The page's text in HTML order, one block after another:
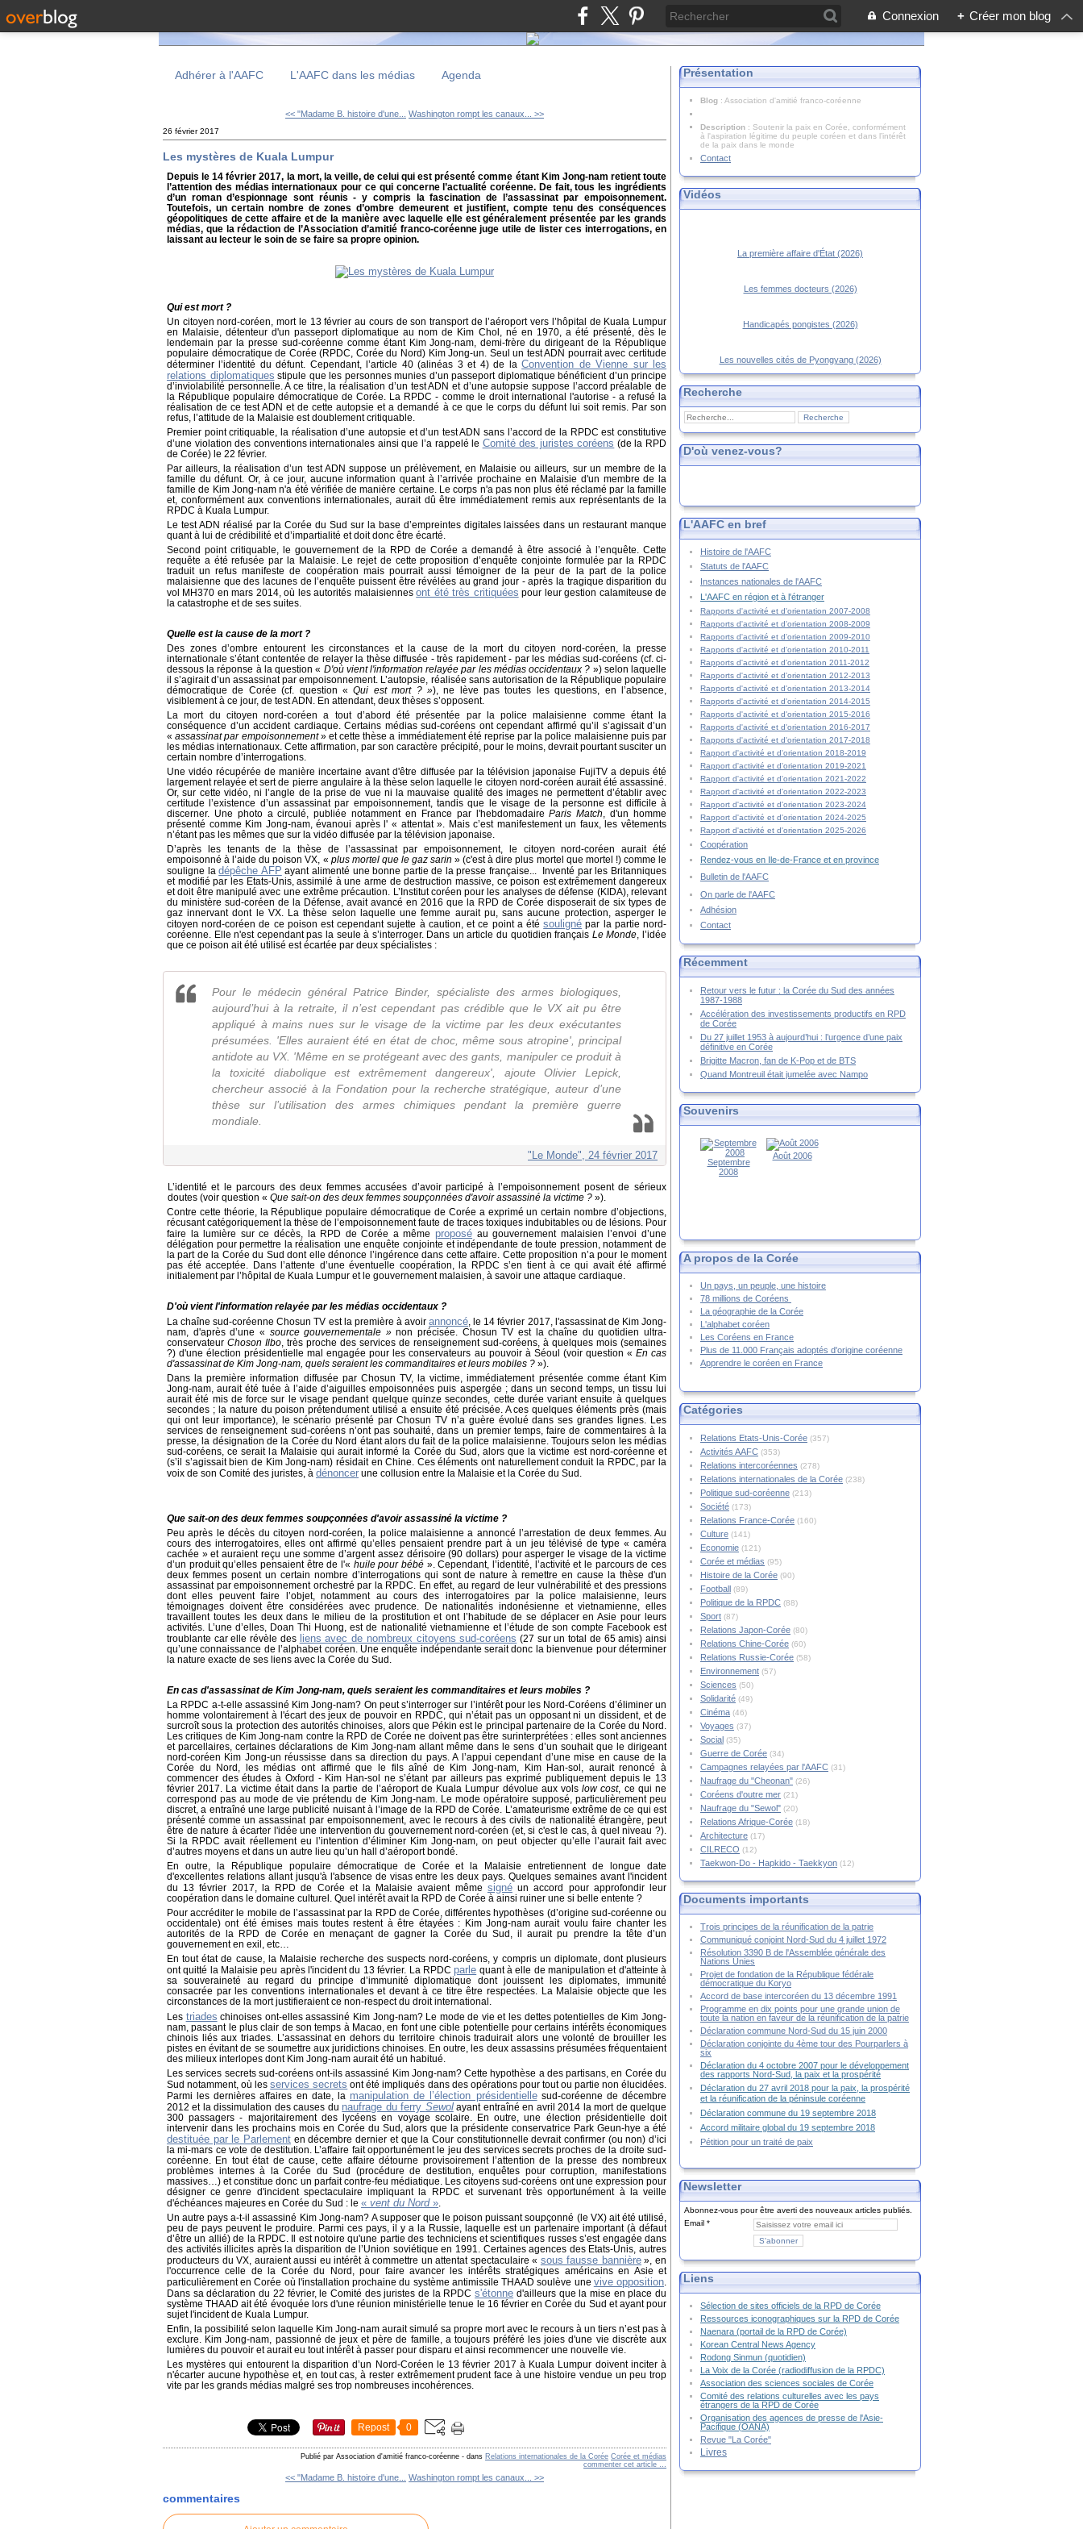
Connexion + Créer mon blog
Adhérer à l'AAFC L'AAFC dans les médias Agenda
<< "Madame B. histoire d'une... Washington rompt les canaux... >>
26 février 2017
Les mystères de Kuala Lumpur
Depuis le 14 février 2017, la mort, la veille, de celui qui est présenté comme étant Kim Jong-nam retient toute
l’attention des médias internationaux pour ce qui concerne l’actualité coréenne. De fait, tous les ingrédients
d’un roman d’espionnage sont réunis - y compris la fascination de l’assassinat par empoisonnement.
Toutefois, un certain nombre de zones d’ombre demeurent et justifient, compte tenu des conséquences
géopolitiques de cette affaire et de la manière avec laquelle elle est généralement présentée par les grands
médias, que la rédaction de l’Association d’amitié franco-coréenne juge utile de lister ces interrogations, en
laissant au lecteur le soin de se faire sa propre opinion.
Qui est mort ?
Un citoyen nord-coréen, mort le 13 février au cours de son transport de l’aéroport vers l’hôpital de Kuala Lumpur
en Malaisie, détenteur d'un passeport diplomatique au nom de Kim Chol, né en 1970, a été présenté, dès le
lendemain par la presse sud-coréenne comme étant Kim Jong-nam, demi-frère du dirigeant de la République
populaire démocratique de Corée (RPDC, Corée du Nord) Kim Jong-un. Seul un test ADN pourrait avec certitude
déterminer l’identité du défunt. Cependant, l’article 40 (alinéas 3 et 4) de laConvention de Vienne sur les
relations diplomatiques stipule que les personnes munies d’un passeport diplomatique bénéficient d’un principe
d’inviolabilité personnelle. A ce titre, la réalisation d’un test ADN et d’une autopsie suppose l’accord préalable de
la République populaire démocratique de Corée. La RPDC - comme le droit international l'autorise - a refusé la
réalisation de ce test ADN et de cette autopsie et a demandé à ce que le corps du défunt lui soit remis. Par son
refus, l’attitude de la Malaisie est doublement critiquable.
Premier point critiquable, la réalisation d’une autopsie et d’un test ADN sans l’accord de la RPDC est constitutive
d’une violation des conventions internationales ainsi que l’a rappelé le Comité des juristes coréens (de la RPD
de Corée) le 22 février.
Par ailleurs, la réalisation d’un test ADN suppose un prélèvement, en Malaisie ou ailleurs, sur un membre de la
famille du défunt. Or, à ce jour, aucune information quant à l’arrivée prochaine en Malaisie d'un membre de la
famille de Kim Jong-nam n'a été vérifiée de manière certaine. Le corps n'a pas non plus été réclamé par la famille
et, conformément aux conventions internationales, aurait dû être immédiatement remis aux représentants de la
RPDC à Kuala Lumpur.
Le test ADN réalisé par la Corée du Sud sur la base d’empreintes digitales laissées dans un restaurant manque
quant à lui de crédibilité et d’impartialité et doit donc être écarté.
Second point critiquable, le gouvernement de la RPD de Corée a demandé à être associé à l’enquête. Cette
requête a été refusée par la Malaisie. Le rejet de cette proposition d’enquête conjointe formulée par la RPDC
traduit un refus manifeste de coopération mais pourrait aussi témoigner de la peur de la part de la police
malaisienne que des lacunes de l’enquête puissent être révélées au grand jour - après la tragique disparition du
vol MH370 en mars 2014, où les autorités malaisiennesont été très critiquées pour leur gestion calamiteuse de
la catastrophe et de ses suites.
Quelle est la cause de la mort ?
Des zones d’ombre entourent les circonstances et la cause de la mort du citoyen nord-coréen, la presse
internationale s’étant contentée de relayer la thèse diffusée - très rapidement - par les médias sud-coréens (cf. ci-
dessous la réponse à la question « D'où vient l'information relayée par les médias occidentaux ? ») selon laquelle
il s’agirait d’un assassinat par empoisonnement. L’autopsie, réalisée sans autorisation de la République populaire
démocratique de Corée (cf. question «Qui est mort ? »),ne lève pas toutes les questions, en l’absence,
visiblement à ce jour, de test ADN. En attendant, deux thèses s’opposent.
La mort du citoyen nord-coréen a tout d’abord été présentée par la police malaisienne comme étant la
conséquence d’un accident cardiaque. Certains médias sud-coréens ont cependant affirmé qu’il s’agissait d’un
«assassinat par empoisonnement» et cette thèse a immédiatement été reprise par la police malaisienne puis par
les médias internationaux. Cette affirmation, par son caractère précipité, pour le moins, devrait pourtant susciter un
certain nombre d’interrogations.
Une vidéo récupérée de manière incertaine avant d'être diffusée par la télévision japonaise FujiTV a depuis été
largement relayée et sert de pierre angulaire à la thèse selon laquelle le citoyen nord-coréen aurait été assassiné.
Or, sur cette vidéo, ni l’angle de la prise de vue ni la mauvaise qualité des images ne permettent d’établir avec
certitude l’existence d’un assassinat par empoisonnement, tandis que le visage de la personne est difficile à
discerner. Une photo a circulé, publiée notamment en France par l'hebdomadaireParis Match, d'un homme
présenté comme Kim Jong-nam, évanoui après l' « attentat ». Mais c’est manifestement un faux, les vêtements
n’étant pas les mêmes que sur la vidéo diffusée par la télévision japonaise.
D’après les tenants de la thèse de l’assassinat par empoisonnement, le citoyen nord-coréen aurait été
empoisonné à l’aide du poison VX, « plus mortel que le gaz sarin» (c'est à dire plus mortel que mortel !) comme le
souligne ladépêche AFP ayant alimenté une bonne partie de la presse française...
Inventé par les Britanniques
et modifié par les Etats-Unis, assimilé à une arme de destruction massive, ce poison est extrêmement dangereux
et doit être manipulé avec une extrême précaution. L’Institut coréen pour les analyses de défense (KIDA), relevant
du ministère sud-coréen de la Défense, avait avancé en 2016 que la RPD de Corée disposerait de six types de
gaz innervant dont le VX. La thèse selon laquelle une femme aurait pu, sans aucune protection, asperger le
citoyen nord-coréen de ce poison est cependant sujette à caution, et ce point a étésouligné par la partie nord-
coréenne. Elle n'est cependant pas la seule à s’interroger. Dans un article du quotidien français Le Monde, l’idée
que ce poison ait été utilisé est écartée par deux spécialistes :
Pour le médecin général Patrice Binder, spécialiste des armes biologiques,
aujourd’hui à la retraite, il n’est cependant pas crédible que le VX ait pu être
appliqué à mains nues sur le visage de la victime par les deux exécutantes
présumées. 'Elles auraient été en état de choc, même sous atropine', principal
antidote au VX. 'Même en se protégeant avec des gants, manipuler ce produit à
la toxicité diabolique est extrêmement dangereux', ajoute Olivier Lepick,
chercheur associé à la Fondation pour la recherche stratégique, auteur d’une
thèse sur l’utilisation des armes chimiques pendant la première guerre
mondiale.
"Le Monde", 24 février 2017
L’identité et le parcours des deux femmes accusées d’avoir participé à l’empoisonnement posent de sérieux
doutes (voir question « Que sait-on des deux femmes soupçonnées d'avoir assassiné la victime ?»).
Contre cette théorie, la République populaire démocratique de Corée a exprimé un certain nombre d’objections,
récusant catégoriquement la thèse de l’empoisonnement faute de traces toxiques indubitables ou de lésions. Pour
faire la lumière sur ce décès, la RPD de Corée a même proposé au gouvernement malaisien l’envoi d’une
délégation pour permettre la réalisation une enquête conjointe et indépendante de toute pression, notamment de
la part de la Corée du Sud dont elle dénonce l’ingérence dans cette affaire. Cette proposition n’a pour le moment
pas été acceptée. Dans l’attente d’une éventuelle coopération, la RPDC s’en tient à ce qui avait été affirmé
initialement par l’hôpital de Kuala Lumpur et le gouvernement malaisien, à savoir une attaque cardiaque.
D'où vient l'information relayée par les médias occidentaux ?
La chaîne sud-coréenne Chosun TV est la première à avoirannoncé, le 14 février 2017, l'assassinat de Kim Jong-
nam, d'après d’une « source gouvernementale »non précisée. Chosun TV est la chaîne du quotidien ultra-
conservateur Choson Ilbo, très proche des services de renseignement sud-coréens, à quelques mois (semaines
?) d'une élection présidentielle mal engagée pour les conservateurs au pouvoir à Séoul (voir question « En cas
d'assassinat de Kim Jong-nam, quels seraient les commanditaires et leurs mobiles ? »).
Dans la première information diffusée par Chosun TV, la victime, immédiatement présentée comme étant Kim
Jong-nam, aurait été tuée à l’aide d’aiguilles empoisonnéespuis aspergée ; dans un second temps, un tissu lui
aurait été mis de force sur le visage pendant quelque quinze secondes, cette durée variant ensuite à quelques
secondes ; la nature du poison prétendument utilisé a ensuite été précisée. A ces quelques éléments près (mais
qui ont leur importance), le scénario présenté par Chosun TV n’a guère évolué dans ses grandes lignes. Les
services de renseignement sud-coréens n’ont pas souhaité, dans un premier temps, faire de commentaires à la
presse, la désignation de la Corée du Nord étant alors du fait de la police malaisienne. Toujours selon les médias
sud-coréens, ce serait la Malaisie qui aurait informé la Corée du Sud, alors que la victime est nord-coréenne et
(s’il s’agissait bien de Kim Jong-nam) résidait en Chine. Ces éléments ont naturellement conduit la RPDC, par la
voix de son Comité des juristes, à dénoncer une collusion entre la Malaisie et la Corée du Sud.
Que sait-on des deux femmes soupçonnées d'avoir assassiné la victime ?
Peu après le décès du citoyen nord-coréen, la police malaisienne a annoncé l’arrestation de deux femmes. Au
cours des interrogatoires, elles ont affirmé qu’elles pensaient prendre part à un jeu télévisé de type « caméra
cachée » et auraient reçu une somme d’argent assez dérisoire (90 dollars) pour asperger le visage de la victime
d’un produit qu’elles pensaient être de l'« huile pour bébé ». Cependant, l’identité, l’activité et le parcours de ces
deux femmes posent un certain nombre d’interrogations qui sont de nature à remettre en cause la thèse d'un
assassinat par empoisonnement orchestré par la RPDC. En effet, au regard de leur vulnérabilité et des pressions
dont elles peuvent faire l’objet, notamment au cours des interrogatoires par la police malaisienne, leurs
témoignages doivent être considérées avec prudence. De nationalités indonésienne et vietnamienne, elles
travaillent toutes les deux dans le milieu de la prostitution et ont l’habitude de se déplacer en Asie pour leurs
activités. L’une d’elles, Doan Thi Huong, est de nationalité vietnamienne et l’étude de son compte Facebook est
troublante car elle révèle des liens avec de nombreux citoyens sud-coréens (27 sur un total de 65 amis) ainsi
qu’une connaissance de l’alphabet coréen. Une enquête indépendante serait donc la bienvenue pour déterminer
la nature exacte de ses liens avec la Corée du Sud.
En cas d'assassinat de Kim Jong-nam, quels seraient les commanditaires et leurs mobiles ?
La RPDC a-t-elle assassiné Kim Jong-nam? On peut s’interroger sur l’intérêt pour les Nord-Coréens d’éliminer un
homme volontairement à l'écart des jeux de pouvoir en RPDC, qui n’était pas un opposant ni un dissident, et de
surcroît sous la protection des autorités chinoises, alors que Pékin est le principal partenaire de la Corée du Nord.
Les critiques de Kim Jong-nam contre la RPD de Corée ne doivent pas être surinterprétées : elles sont anciennes
et parcellaires, certaines déclarations de Kim Jong-nam allant même dans le sens d’un souhait que le dirigeant
nord-coréen Kim Jong-un réussisse dans sa direction du pays. A l’appui cependant d’une mise en cause de la
Corée du Nord, les médias ont affirmé que le fils aîné de Kim Jong-nam, Kim Han-sol, aurait renoncé à
commencer des études à Oxford - Kim Han-sol ne s’étant par ailleurs pas exprimé publiquement depuis le 13
février 2017. La victime était dans la partie de l’aéroport de Kuala Lumpur dévolue aux vols low cost, ce qui ne
correspond pas au mode de vie prétendu de Kim Jong-nam. Le mode opératoire supposé, particulièrement peu
discret, a entraîné une large publicité nuisant à l’image de la RPD de Corée. L’amateurisme extrême de ce qui est
présenté comme un assassinat par empoisonnement, avec le recours à des civils de nationalité étrangère, peut
être de nature à écarter l'idée une intervention du gouvernement nord-coréen (et, si c'est le cas, à quel niveau ?).
Si la RPDC avait réellement eu l’intention d’éliminer Kim Jong-nam, on peut objecter qu’elle l’aurait fait avec
d’autres moyens et dans un autre lieu qu’un hall d’aéroport bondé.
En outre, la République populaire démocratique de Corée et la Malaisie entretiennent de longue date
d'excellentes relations allant jusqu'à l'absence de visas entre les deux pays. Quelques semaines avant l'incident
du 13 février 2017, la RPD de Corée et la Malaisie avaient même signéun accord pour approfondir leur
coopération dans le domaine culturel. Quel intérêt avait la RPD de Corée à ainsi ruiner une si belle entente ?
Pour accréditer le mobile de l’assassinat par la RPD de Corée, différentes hypothèses (d’origine sud-coréenne ou
occidentale) ont été émises mais toutes restent à être étayées : Kim Jong-nam aurait voulu faire chanter les
autorités de la RPD de Corée en menaçant de gagner la Corée du Sud, il aurait pu prendre la tête d’un
gouvernement en exil, etc…
En tout état de cause, la Malaisie recherche des suspects nord-coréens, y compris un diplomate, dont plusieurs
ont quitté la Malaisie peu après l'incident du 13 février. La RPDC parle quant à elle de manipulation et d'atteinte à
sa souveraineté au regard du principe d’immunité diplomatique dont jouissent les diplomates, immunité
consacrée par les conventions internationales et devant à ce titre être respectées. La Malaisie objecte que les
circonstances de la mort justifieraient ce non-respect du droit international.
Les triades chinoises ont-elles assassiné Kim Jong-nam?Le mode de vie et les dettes potentielles de Kim Jong-
nam, passant le plus clair de son temps à Macao, en font une cible potentielle pour certains intérêts économiques
chinois liés aux triades. L’assassinat en dehors du territoire chinois traduirait alors une volonté de brouiller les
pistes en évitant de se soumettre aux juridictions chinoises. En outre, les deux assassins présumées fréquentaient
des milieux interlopes dont Kim Jong-nam aurait été un habitué.
Les services secrets sud-coréens ont-ils assassiné Kim Jong-nam?Cette hypothèse a des partisans, en Corée du
Sud notamment, où lesservices secrets ont été impliqués dans des opérations pour tout ou partie non élucidées.
Parmi les dernières affaires en date, la manipulation de l’élection présidentiellesud-coréenne de décembre
2012 et la dissimulation des causes du naufrage du ferry Sewolayant entraîné en avril 2014 la mort de quelque
300 passagers - majoritairement des lycéens en voyage scolaire. En outre, une élection présidentielle doit
intervenir dans les prochains mois en Corée du Sud, alors que la présidente conservatrice Park Geun-hye a été
destituée par le Parlement en décembre dernier et que la Cour constitutionnelle devrait confirmer (ou non) d’ici
la mi-mars ce vote de destitution. L’affaire fait opportunément le jeu des services secrets proches de la droite sud-
coréenne. En tout état de cause, cette affaire détourne provisoirement l’attention de la presse des nombreux
problèmes internes à la Corée du Sud (procédure de destitution, enquêtes pour corruption, manifestations
massives…) et constitue donc un parfait contre-feu médiatique. Les citoyens sud-coréens ont une expression pour
désigner ce genre d'incident spectaculaire impliquant la RPDC et survenant très opportunément à la veille
d'échéances majeures en Corée du Sud : le « vent du Nord».
Un autre pays a-t-il assassiné Kim Jong-nam? A supposer que le poison puissant soupçonné (le VX) ait été utilisé,
peu de pays peuvent le produire. Parmi ces pays, il y a la Russie, laquelle est un partenaire important (à défaut
d’être un allié) de la RPDC. Il est notoire qu'une partie des techniciens et scientifiques russes s’est engagée dans
des activités illicites après la disparition de l’Union soviétique en 1991. Certaines agences des Etats-Unis, autres
producteurs du VX, auraient aussi eu intérêt à commettre un attentat spectaculaire « sous fausse bannière», en
l'occurrence celle de la Corée du Nord, pour faire avancer les intérêts stratégiques américains en Asie et
particulièrement en Corée où l'installation prochaine du système antimissile THAAD soulève une vive opposition.
Dans sa déclaration du 22 février, le Comité des juristes de la RPDCs'étonne d'ailleurs que la mise en place du
système THAAD ait été évoquée lors d'une réunion ministérielle tenue le 16 février en Corée du Sud et ayant pour
sujet l'incident de Kuala Lumpur.
Enfin, la possibilité selon laquelle Kim Jong-nam aurait simulé sa propre mort avec le recours à un tiers n’est pas à
exclure. Kim Jong-nam, passionné de jeux et père de famille, a toujours préféré les joies d'une vie discrète aux
lumières du pouvoir et aurait eu tout intérêt à passer pour disparu et ainsi recommencer une nouvelle vie.
Les mystères qui entourent la disparition d’un Nord-Coréen le 13 février 2017 à Kuala Lumpur doivent inciter à
n'écarter aucune hypothèse et, en tout cas, à rester extrêmement prudent face à une histoire vendue un peu trop
vite par les grands médias malgré ses trop nombreuses incohérences.
Repost 0
Publié par Association d'amitié franco-coréenne - dans Relations internationales de la Corée Corée et médias
commenter cet article …
<< "Madame B. histoire d'une... Washington rompt les canaux... >>
commentaires
Présentation
Blog : Association d'amitié franco-coréenne
Description : Soutenir la paix en Corée, conformément
à l'aspiration légitime du peuple coréen et dans l’intérêt
de la paix dans le monde
Contact
Vidéos
La première affaire d'État (2026)
Les femmes docteurs (2026)
Handicapés pongistes (2026)
Les nouvelles cités de Pyongyang (2026)
Recherche
D'où venez-vous?
L'AAFC en bref
Histoire de l'AAFC
Statuts de l'AAFC
Instances nationales de l'AAFC
L'AAFC en région et à l'étranger
Rapports d'activité et d'orientation 2007-2008
Rapports d'activité et d'orientation 2008-2009
Rapports d'activité et d'orientation 2009-2010
Rapports d'activité et d'orientation 2010-2011
Rapports d'activité et d'orientation 2011-2012
Rapports d'activité et d'orientation 2012-2013
Rapports d'activité et d'orientation 2013-2014
Rapports d'activité et d'orientation 2014-2015
Rapports d'activité et d'orientation 2015-2016
Rapports d'activité et d'orientation 2016-2017
Rapports d'activité et d'orientation 2017-2018
Rapport d'activité et d'orientation 2018-2019
Rapport d'activité et d'orientation 2019-2021
Rapport d'activité et d'orientation 2021-2022
Rapport d'activité et d'orientation 2022-2023
Rapport d'activité et d'orientation 2023-2024
Rapport d'activité et d'orientation 2024-2025
Rapport d'activité et d'orientation 2025-2026
Coopération
Rendez-vous en Ile-de-France et en province
Bulletin de l'AAFC
On parle de l'AAFC
Adhésion
Contact
Récemment
Retour vers le futur : la Corée du Sud des années
1987-1988
Accélération des investissements productifs en RPD
de Corée
Du 27 juillet 1953 à aujourd’hui : l’urgence d’une paix
définitive en Corée
Brigitte Macron, fan de K-Pop et de BTS
Quand Montreuil était jumelée avec Nampo
Souvenirs
Septembre
2008
Août 2006
A propos de la Corée
Un pays, un peuple, une histoire
78 millions de Coréens
La géographie de la Corée
L'alphabet coréen
Les Coréens en France
Plus de 11.000 Français adoptés d'origine coréenne
Apprendre le coréen en France
Catégories
Relations Etats-Unis-Corée (357)
Activités AAFC (353)
Relations intercoréennes (278)
Relations internationales de la Corée (238)
Politique sud-coréenne (213)
Société (173)
Relations France-Corée (160)
Culture (141)
Economie (121)
Corée et médias (95)
Histoire de la Corée (90)
Football (89)
Politique de la RPDC (88)
Sport (87)
Relations Japon-Corée (80)
Relations Chine-Corée (60)
Relations Russie-Corée (58)
Environnement (57)
Sciences (50)
Solidarité (49)
Cinéma (46)
Voyages (37)
Social (35)
Guerre de Corée (34)
Campagnes relayées par l'AAFC (31)
Naufrage du "Cheonan" (26)
Coréens d'outre mer (21)
Naufrage du "Sewol" (20)
Relations Afrique-Corée (18)
Architecture (17)
CILRECO (12)
Taekwon-Do - Hapkido - Taekkyon (12)
Documents importants
Trois principes de la réunification de la patrie
Communiqué conjoint Nord-Sud du 4 juillet 1972
Résolution 3390 B de l'Assemblée générale des
Nations Unies
Projet de fondation de la République fédérale
démocratique du Koryo
Accord de base intercoréen du 13 décembre 1991
Programme en dix points pour une grande union de
toute la nation en faveur de la réunification de la patrie
Déclaration commune Nord-Sud du 15 juin 2000
Déclaration conjointe du 4ème tour des Pourparlers à
six
Déclaration du 4 octobre 2007 pour le développement
des rapports Nord-Sud, la paix et la prospérité
Déclaration du 27 avril 2018 pour la paix, la prospérité
et la réunification de la péninsule coréenne
Déclaration commune du 19 septembre 2018
Accord militaire global du 19 septembre 2018
Pétition pour un traité de paix
Newsletter
Abonnez-vous pour être averti des nouveaux articles publiés.
Email
Liens
Sélection de sites officiels de la RPD de Corée
Ressources iconographiques sur la RPD de Corée
Naenara (portail de la RPD de Corée)
Korean Central News Agency
Rodong Sinmun (quotidien)
La Voix de la Corée (radiodiffusion de la RPDC)
Association des sciences sociales de Corée
Comité des relations culturelles avec les pays
étrangers de la RPD de Corée
Organisation des agences de presse de l'Asie-
Pacifique (OANA)
Revue "La Corée"
Livres